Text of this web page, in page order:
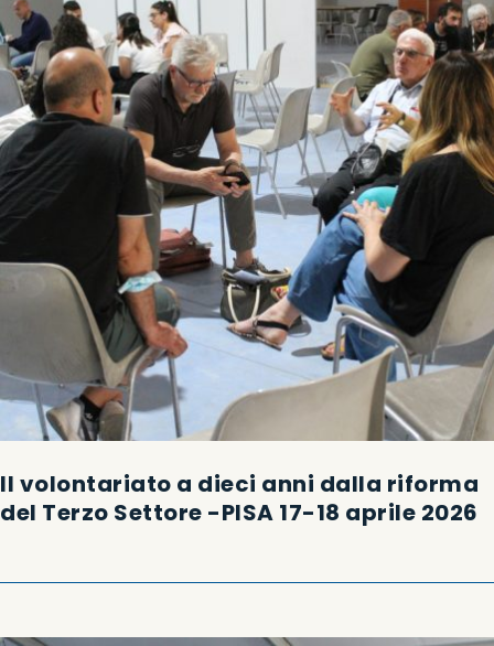
Il volontariato a dieci anni dalla riforma
del Terzo Settore -PISA 17-18 aprile 2026